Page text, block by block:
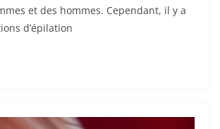
et des hommes. Cependant, il y a
d’épilation